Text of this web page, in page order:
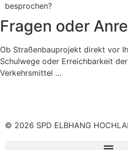
besprochen?
Fragen oder
Ob Straßenbauprojekt direkt vor
Schulwege oder Erreichbarkeit
Verkehrsmittel …
© 2026 SPD ELBHANG